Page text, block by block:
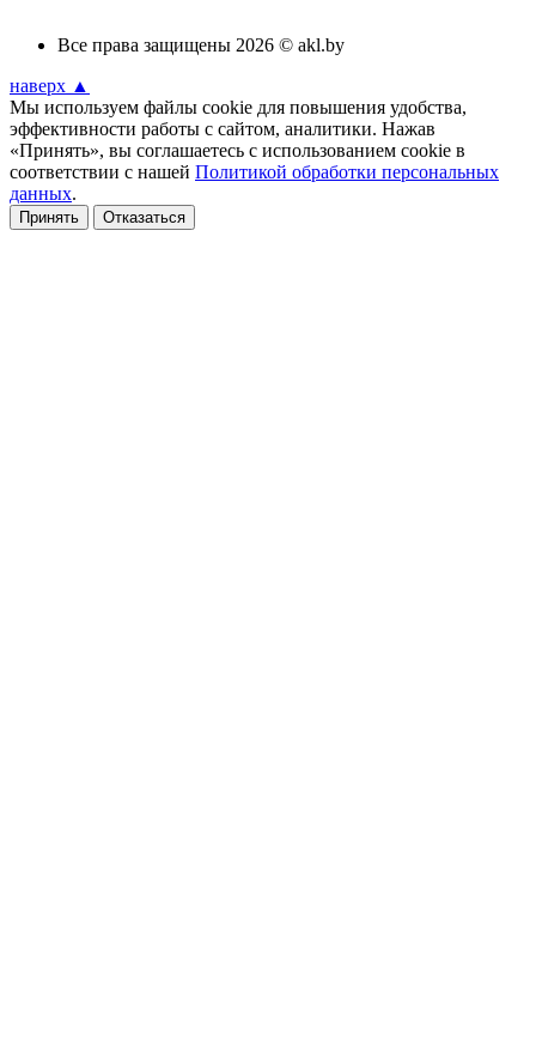
Все права защищены 2026 © akl.by
наверх ▲
Мы используем файлы cookie для повышения удобства,
эффективности работы с сайтом, аналитики. Нажав
«Принять», вы соглашаетесь с использованием cookie в
соответствии с нашей Политикой обработки персональных
данных.
Принять Отказаться